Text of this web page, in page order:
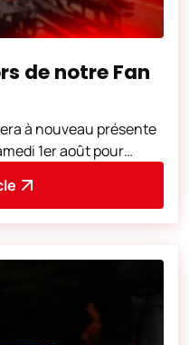
de notre Fan
à nouveau présente
1er août pour